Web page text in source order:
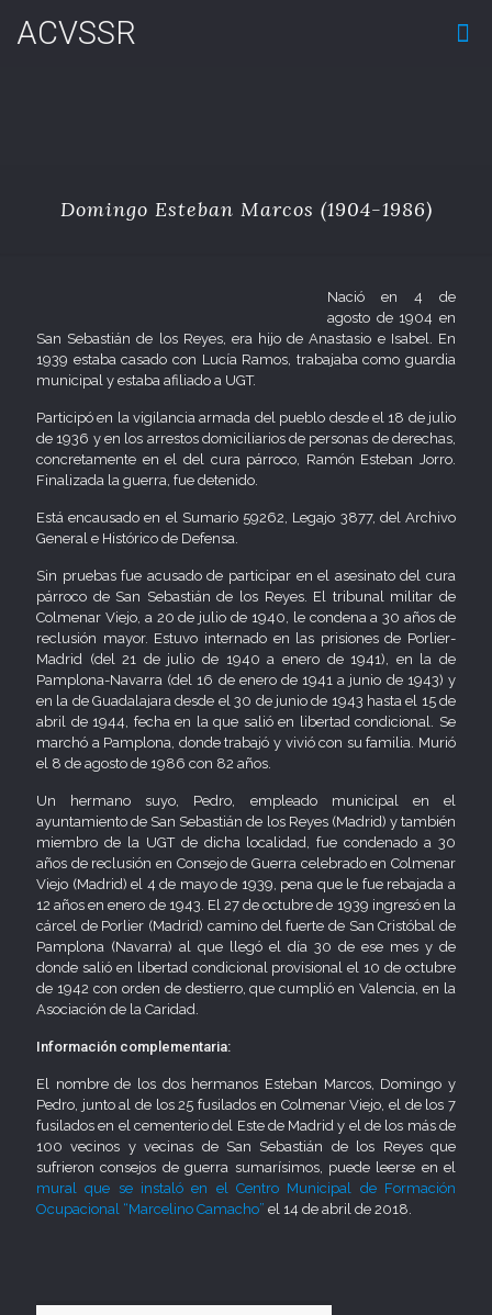
ACVSSR
Domingo Esteban Marcos (1904-1986)
Nació en 4 de
agosto de 1904 en
San Sebastián de los Reyes, era hijo de Anastasio e Isabel. En
1939 estaba casado con Lucía Ramos, trabajaba como guardia
municipal y estaba afiliado a UGT.
Participó en la vigilancia armada del pueblo desde el 18 de julio
de 1936 y en los arrestos domiciliarios de personas de derechas,
concretamente en el del cura párroco, Ramón Esteban Jorro.
Finalizada la guerra, fue detenido.
Está encausado en el Sumario 59262, Legajo 3877, del Archivo
General e Histórico de Defensa.
Sin pruebas fue acusado de participar en el asesinato del cura
párroco de San Sebastián de los Reyes. El tribunal militar de
Colmenar Viejo, a 20 de julio de 1940, le condena a 30 años de
reclusión mayor. Estuvo internado en las prisiones de Porlier-
Madrid (del 21 de julio de 1940 a enero de 1941), en la de
Pamplona-Navarra (del 16 de enero de 1941 a junio de 1943) y
en la de Guadalajara desde el 30 de junio de 1943 hasta el 15 de
abril de 1944, fecha en la que salió en libertad condicional. Se
marchó a Pamplona, donde trabajó y vivió con su familia. Murió
el 8 de agosto de 1986 con 82 años.
Un hermano suyo, Pedro, empleado municipal en el
ayuntamiento de San Sebastián de los Reyes (Madrid) y también
miembro de la UGT de dicha localidad, fue condenado a 30
años de reclusión en Consejo de Guerra celebrado en Colmenar
Viejo (Madrid) el 4 de mayo de 1939, pena que le fue rebajada a
12 años en enero de 1943. El 27 de octubre de 1939 ingresó en la
cárcel de Porlier (Madrid) camino del fuerte de San Cristóbal de
Pamplona (Navarra) al que llegó el día 30 de ese mes y de
donde salió en libertad condicional provisional el 10 de octubre
de 1942 con orden de destierro, que cumplió en Valencia, en la
Asociación de la Caridad.
Información complementaria:
El nombre de los dos hermanos Esteban Marcos, Domingo y
Pedro, junto al de los 25 fusilados en Colmenar Viejo, el de los 7
fusilados en el cementerio del Este de Madrid y el de los más de
100 vecinos y vecinas de San Sebastián de los Reyes que
sufrieron consejos de guerra sumarísimos, puede leerse en el
mural que se instaló en el Centro Municipal de Formación
Ocupacional “Marcelino Camacho” el 14 de abril de 2018.